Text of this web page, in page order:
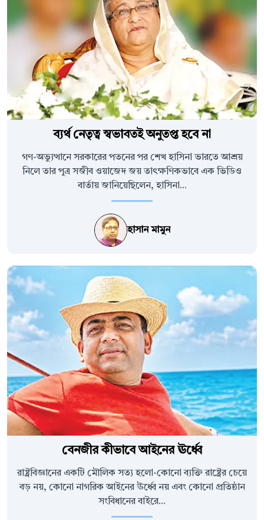
ব্যর্থ নেতৃত্ব স্বভাবতই অনুতপ্ত হবে না
গণ-অভ্যুত্থানে সরকারের পতনের পর শেখ হাসিনা ভারতে আশ্রয়
নিলে তার পুত্র সজীব ওয়াজেদ জয় তাৎক্ষণিকভাবে এক ভিডিও
বার্তায় জানিয়েছিলেন, হাসিনা...
হাসান মামুন
বেনজীর কীভাবে আইনের ঊর্ধ্বে
রাষ্ট্রবিজ্ঞানের একটি মৌলিক সত্য হলো-কোনো ব্যক্তি রাষ্ট্রের চেয়ে
বড় নয়, কোনো নাগরিক আইনের ঊর্ধ্বে নয় এবং কোনো প্রতিষ্ঠান
সংবিধানের বাইরে...